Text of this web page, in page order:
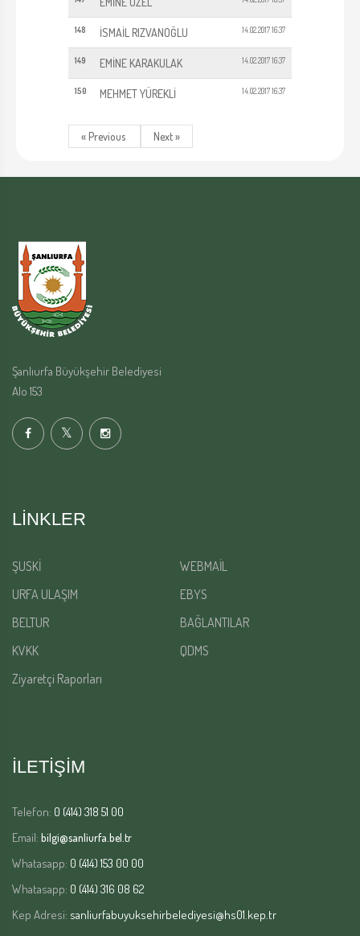
148 İSMAİL RIZVANOĞLU 14.02.2017 16:37
149 EMİNE KARAKULAK 14.02.2017 16:37
150 MEHMET YÜREKLİ 14.02.2017 16:37
« Previous Next »
Şanlıurfa Büyükşehir Belediyesi
Alo 153
LINKLER
ŞUSKİ
WEBMAİL
URFA ULAŞIM
EBYS
BELTUR
BAĞLANTILAR
KVKK
QDMS
Ziyaretçi Raporları
İLETİŞİM
Telefon: 0 (414) 318 51 00
Email: bilgi@sanliurfa.bel.tr
Whatasapp: 0 (414) 153 00 00
Whatasapp: 0 (414) 316 08 62
Kep Adresi: sanliurfabuyuksehirbelediyesi@hs01.kep.tr